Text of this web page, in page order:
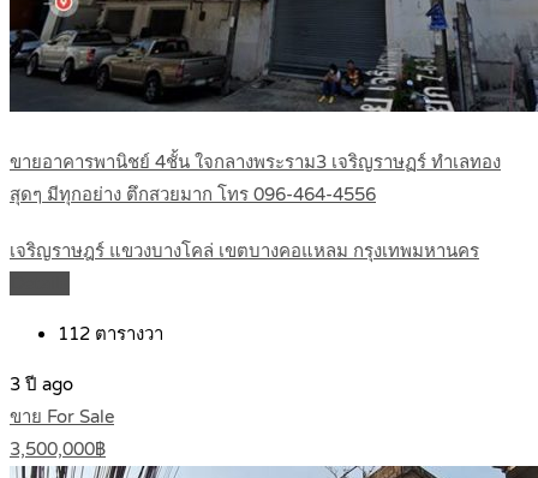
ขายอาคารพานิชย์ 4ชั้น ใจกลางพระราม3 เจริญราษฏร์ ทำเลทอง
สุดๆ มีทุกอย่าง ตึกสวยมาก โทร 096-464-4556
เจริญราษฎร์ แขวงบางโคล่ เขตบางคอแหลม กรุงเทพมหานคร
112 ตารางวา
3 ปี ago
ขาย For Sale
3,500,000฿